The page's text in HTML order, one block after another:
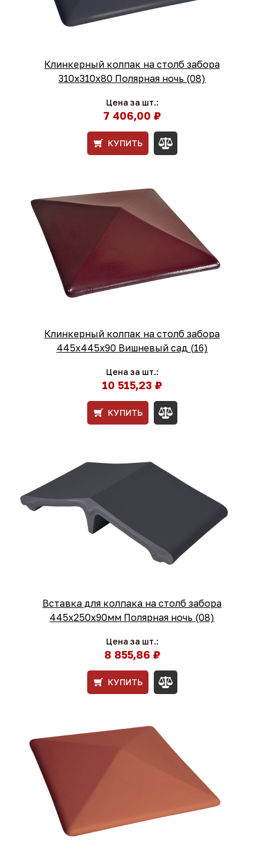
Клинкерный колпак на столб забора
310х310х80 Полярная ночь (08)
Цена за шт.:
7 406,00 ₽
КУПИТЬ
Клинкерный колпак на столб забора
445х445х90 Вишневый сад (16)
Цена за шт.:
10 515,23 ₽
КУПИТЬ
Вставка для колпака на столб забора
445x250x90мм Полярная ночь (08)
Цена за шт.:
8 855,86 ₽
КУПИТЬ